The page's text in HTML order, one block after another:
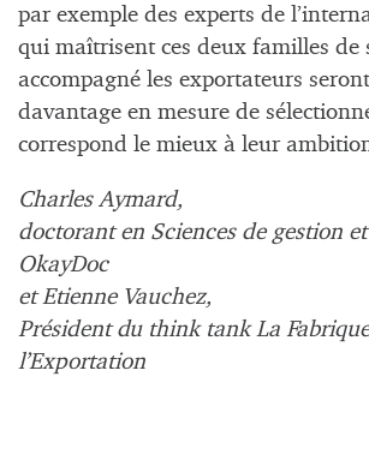
par exemple des experts de
qui maîtrisent ces deux familles de
accompagné les exportateurs
davantage en mesure de
correspond le mieux à leur
Charles Aymard,
doctorant en Sciences de gestion
OkayDoc
et Etienne Vauchez,
Président du think tank La
l’Exportation